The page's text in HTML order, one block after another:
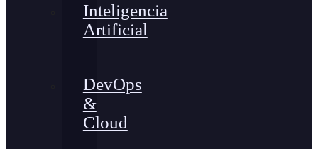
Inteligencia
Artificial
DevOps
&
Cloud